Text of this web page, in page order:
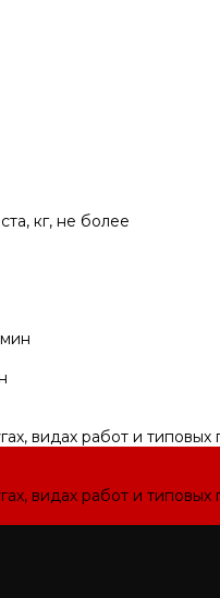
кг, не более
видах работ и
видах работ и